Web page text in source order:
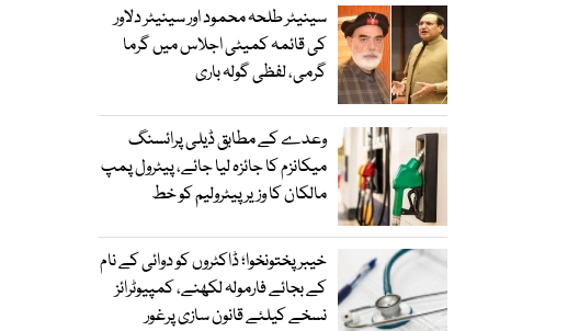
سینیٹر طلحہ محمود اور سینیٹر دلاور
کی قائمہ کمیٹی اجلاس میں گرما
گرمی، لفظی گولہ باری
وعدے کے مطابق ڈیلی پرائسنگ
میکانزم کا جائزہ لیا جائے، پیٹرول پمپ
مالکان کا وزیرپیٹرولیم کو خط
خیبرپختونخوا؛ ڈاکٹروں کو دوائی کے نام
کے بجائے فارمولہ لکھنے، کمپیوٹرائز
نسخے کیلئے قانون سازی پرغور